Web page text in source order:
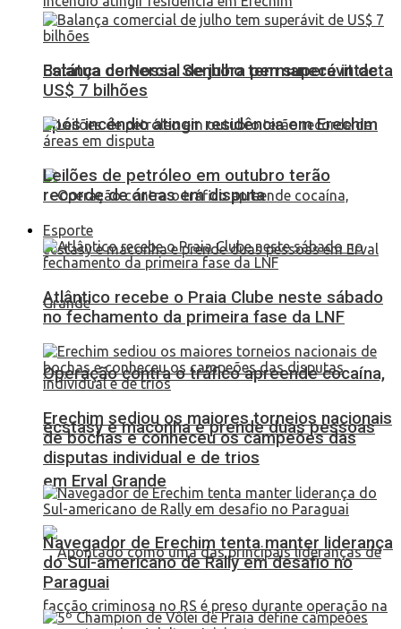
Estátua de Nossa Senhora permanece intacta
após incêndio atingir residência em Erechim
Operação contra o tráfico apreende cocaína,
ecstasy e maconha e prende duas pessoas
em Erval Grande
Balança comercial de julho tem superávit de
US$ 7 bilhões
Leilões de petróleo em outubro terão
recorde de áreas em disputa
Esporte
Atlântico recebe o Praia Clube neste sábado
no fechamento da primeira fase da LNF
Erechim sediou os maiores torneios nacionais
de bochas e conheceu os campeões das
disputas individual e de trios
Navegador de Erechim tenta manter liderança
do Sul-americano de Rally em desafio no
Paraguai